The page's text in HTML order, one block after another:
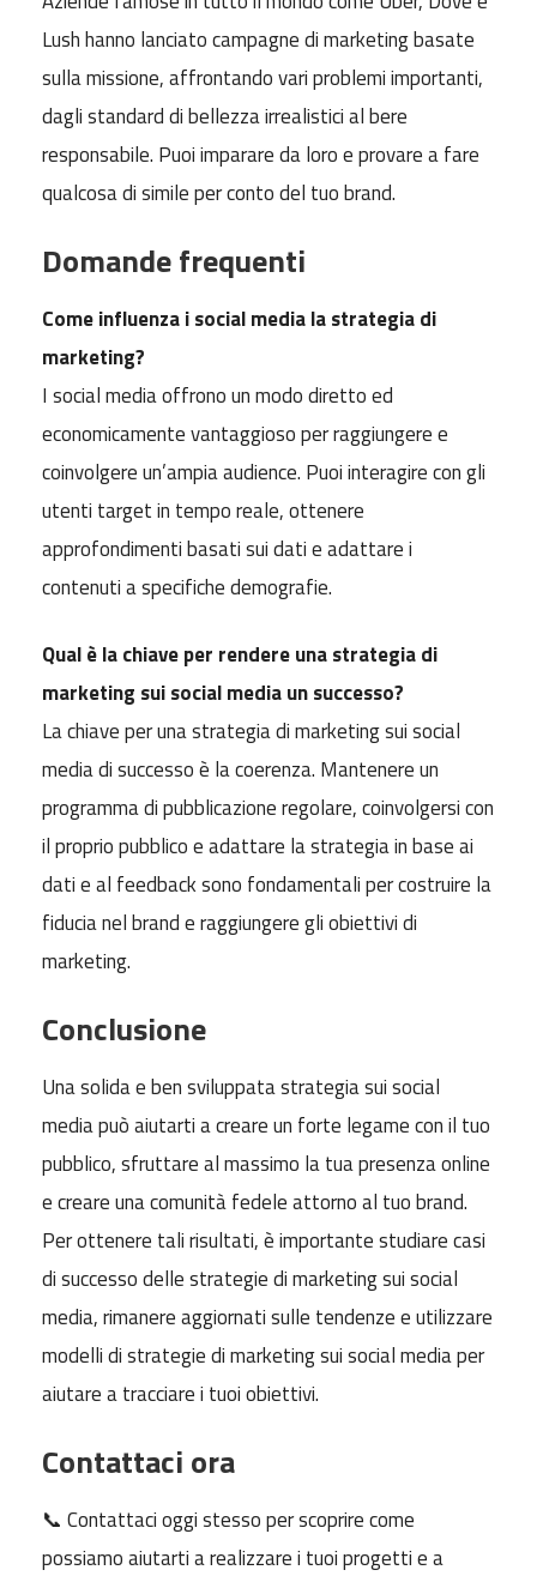
Lush hanno lanciato campagne di marketing basate
sulla missione, affrontando vari problemi importanti,
dagli standard di bellezza irrealistici al bere
responsabile. Puoi imparare da loro e provare a fare
qualcosa di simile per conto del tuo brand.
Domande frequenti
Come influenza i social media la strategia di
marketing?
I social media offrono un modo diretto ed
economicamente vantaggioso per raggiungere e
coinvolgere un’ampia audience. Puoi interagire con gli
utenti target in tempo reale, ottenere
approfondimenti basati sui dati e adattare i
contenuti a specifiche demografie.
Qual è la chiave per rendere una strategia di
marketing sui social media un successo?
La chiave per una strategia di marketing sui social
media di successo è la coerenza. Mantenere un
programma di pubblicazione regolare, coinvolgersi con
il proprio pubblico e adattare la strategia in base ai
dati e al feedback sono fondamentali per costruire la
fiducia nel brand e raggiungere gli obiettivi di
marketing.
Conclusione
Una solida e ben sviluppata strategia sui social
media può aiutarti a creare un forte legame con il tuo
pubblico, sfruttare al massimo la tua presenza online
e creare una comunità fedele attorno al tuo brand.
Per ottenere tali risultati, è importante studiare casi
di successo delle strategie di marketing sui social
media, rimanere aggiornati sulle tendenze e utilizzare
modelli di strategie di marketing sui social media per
aiutare a tracciare i tuoi obiettivi.
Contattaci ora
📞 Contattaci oggi stesso per scoprire come
possiamo aiutarti a realizzare i tuoi progetti e a